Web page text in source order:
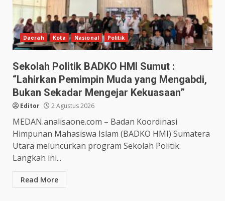
Daerah Kota Nasional Politik
Sekolah Politik BADKO HMI Sumut :
“Lahirkan Pemimpin Muda yang Mengabdi,
Bukan Sekadar Mengejar Kekuasaan”
Editor 2 Agustus 2026
MEDAN.analisaone.com – Badan Koordinasi
Himpunan Mahasiswa Islam (BADKO HMI) Sumatera
Utara meluncurkan program Sekolah Politik.
Langkah ini...
Read More